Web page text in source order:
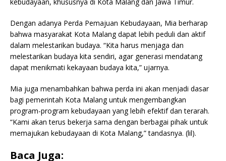
Dengan adanya Perda Pemajuan Kebudayaan, Mia berharap
bahwa masyarakat Kota Malang dapat lebih peduli dan aktif
dalam melestarikan budaya. “Kita harus menjaga dan
melestarikan budaya kita sendiri, agar generasi mendatang
dapat menikmati kekayaan budaya kita,” ujarnya.
Mia juga menambahkan bahwa perda ini akan menjadi dasar
bagi pemerintah Kota Malang untuk mengembangkan
program-program kebudayaan yang lebih efektif dan terarah.
“Kami akan terus bekerja sama dengan berbagai pihak untuk
memajukan kebudayaan di Kota Malang,” tandasnya. (lil).
Baca Juga: